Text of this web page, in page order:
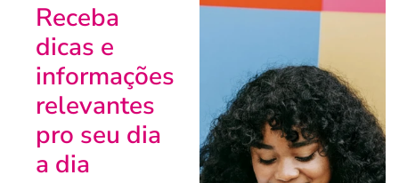
Receba
dicas e
informações
relevantes
pro seu dia
a dia